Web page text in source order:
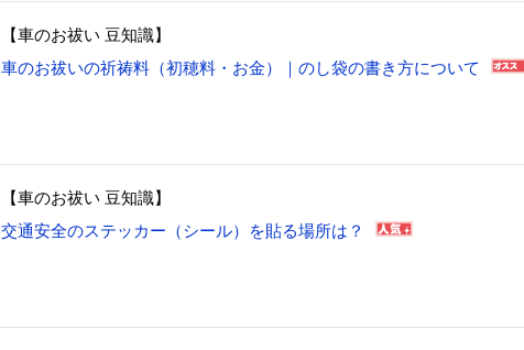
【車のお祓い 豆知識】
車のお祓いの祈祷料（初穂料・お金）｜のし袋の書き方について
【車のお祓い 豆知識】
交通安全のステッカー（シール）を貼る場所は？